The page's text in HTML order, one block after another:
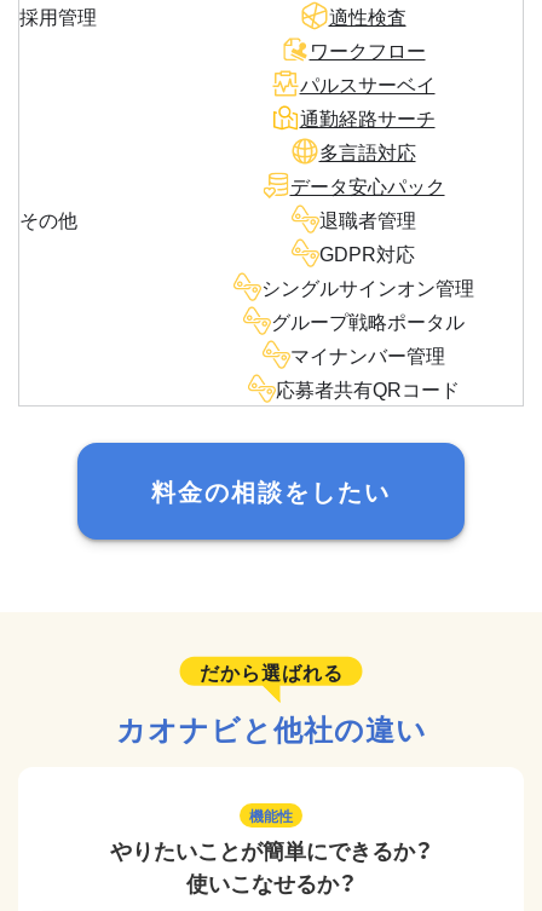
採用管理
適性検査
その他
ワークフロー
パルスサーベイ
通勤経路サーチ
多言語対応
データ安心パック
退職者管理
GDPR対応
シングルサインオン管理
グループ戦略ポータル
マイナンバー管理
応募者共有QRコード
料金の相談をしたい
だから選ばれる
カオナビと他社の違い
機能性
やりたいことが簡単にできるか？
使いこなせるか？